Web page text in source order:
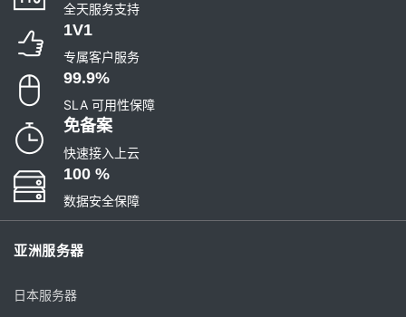
全天服务支持
1V1
专属客户服务
99.9%
SLA 可用性保障
免备案
快速接入上云
100 %
数据安全保障
亚洲服务器
日本服务器